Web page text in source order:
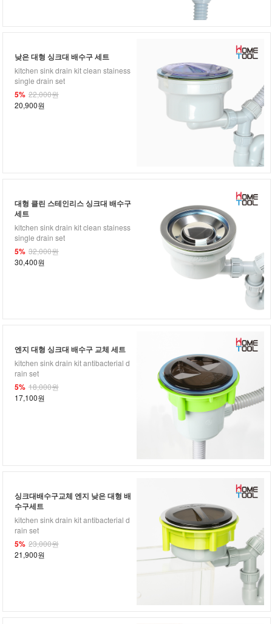
낮은 대형 싱크대 배수구 세트
kitchen sink drain kit clean stainess
single drain set
5% 22,000원
20,900원
대형 클린 스테인리스 싱크대 배수구
세트
kitchen sink drain kit clean stainess
single drain set
5% 32,000원
30,400원
엔지 대형 싱크대 배수구 교체 세트
kitchen sink drain kit antibacterial d
rain set
5% 18,000원
17,100원
싱크대배수구교체 엔지 낮은 대형 배
수구세트
kitchen sink drain kit antibacterial d
rain set
5% 23,000원
21,900원